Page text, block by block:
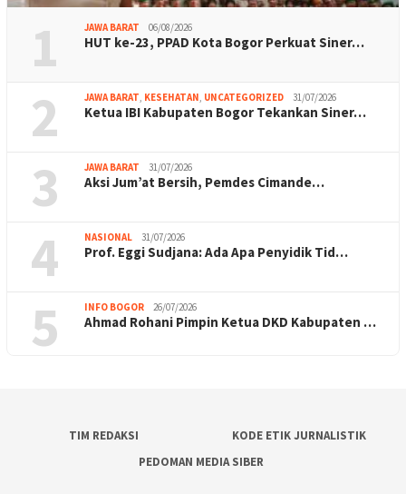
1 JAWA BARAT 06/08/2026
HUT ke-23, PPAD Kota Bogor Perkuat Siner…
2 JAWA BARAT KESEHATAN UNCATEGORIZED 31/07/2026
Ketua IBI Kabupaten Bogor Tekankan Siner…
3 JAWA BARAT 31/07/2026
Aksi Jum’at Bersih, Pemdes Cimande…
4 NASIONAL 31/07/2026
Prof. Eggi Sudjana: Ada Apa Penyidik Tid…
5 INFO BOGOR 26/07/2026
Ahmad Rohani Pimpin Ketua DKD Kabupaten …
TIM REDAKSI
KODE ETIK JURNALISTIK
PEDOMAN MEDIA SIBER